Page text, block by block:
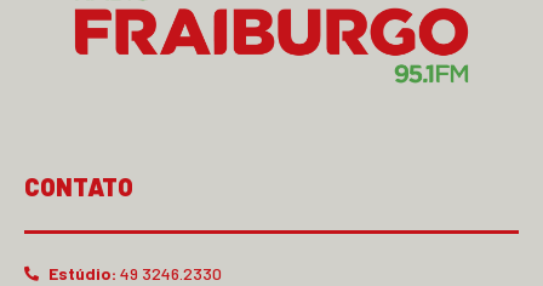
CONTATO
Estúdio: 49 3246.2330